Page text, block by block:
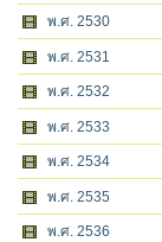
พ.ศ. 2530
พ.ศ. 2531
พ.ศ. 2532
พ.ศ. 2533
พ.ศ. 2534
พ.ศ. 2535
พ.ศ. 2536